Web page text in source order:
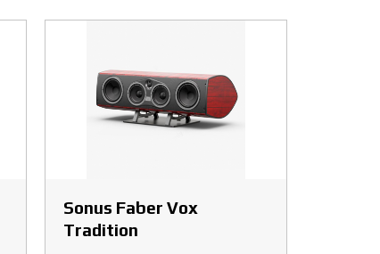
Sonus Faber Vox
Tradition